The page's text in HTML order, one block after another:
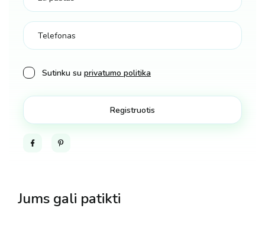
Sutinku su privatumo politika
FacebookPinterest
Jums gali patikti